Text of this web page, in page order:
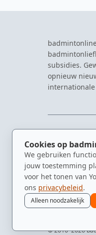
Cookies op
We gebruiken
jouw toestemming
voor het tonen van
ons privacybeleid.
Alleen noodzakelijk
subsidies.
opnieuw
Nieuws
Kennisbank
Spelers
Clubs
Video's
© 2010–2026